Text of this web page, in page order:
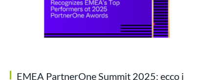
EMEA PartnerOne Summit 2025: ecco i